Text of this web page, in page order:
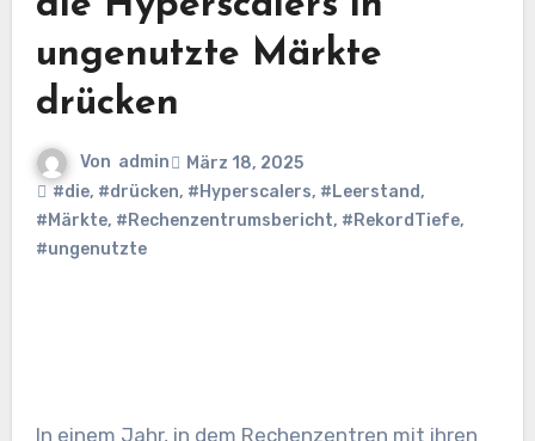
ungenutzte Märkte
drücken
Von admin
März 18, 2025
#die, #drücken, #Hyperscalers, #Leerstand,
#Märkte, #Rechenzentrumsbericht, #RekordTiefe,
#ungenutzte
In einem Jahr, in dem Rechenzentren mit ihren